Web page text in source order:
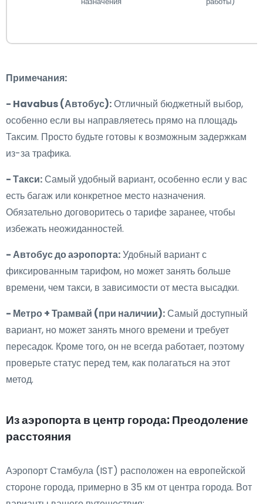
Примечания:
- Havabus (Автобус):Отличный бюджетный выбор,
особенно если вы направляетесь прямо на площадь
Таксим. Просто будьте готовы к возможным задержкам
из-за трафика.
- Такси:Самый удобный вариант, особенно если у вас
есть багаж или конкретное место назначения.
Обязательно договоритесь о тарифе заранее, чтобы
избежать неожиданностей.
- Автобус до аэропорта:Удобный вариант с
фиксированным тарифом, но может занять больше
времени, чем такси, в зависимости от места высадки.
- Метро + Трамвай (при наличии):Самый доступный
вариант, но может занять много времени и требует
пересадок. Кроме того, он не всегда работает, поэтому
проверьте статус перед тем, как полагаться на этот
метод.
Из аэропорта в центр города: Преодоление
расстояния
Аэропорт Стамбула (IST) расположен на европейской
стороне города, примерно в 35 км от центра города. Вот